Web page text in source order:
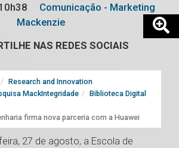
Comunicação - Marketing
Mackenzie
NAS REDES SOCIAIS
Research and Innovation
MackIntegridade
Biblioteca Digital
firma nova parceria com a Huawei
27 de agosto, a Escola de